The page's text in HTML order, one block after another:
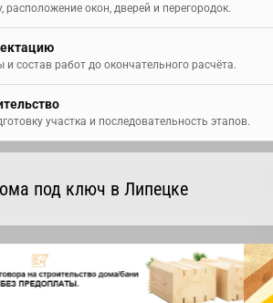
расположение окон, дверей и перегородок.
состав работ до окончательного расчёта.
участка и последовательность этапов.
под ключ в Липецке